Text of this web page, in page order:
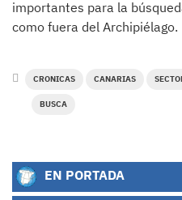
importantes para la
como fuera del Archipiélago.
CRONICAS CANARIAS
BUSCA
EN PORTADA